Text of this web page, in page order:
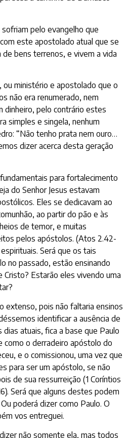
pelo evangelho que
este apostolado atual que se
bens terrenos, e vivem a vida
ou ministério e apostolado que o
não era renumerado, nem
dinheiro, pelo contrário estes
simples e singela, nenhum
“Não tenho prata nem ouro…
dizer acerca desta geração
para fortalecimento
do Senhor Jesus estavam
Eles se dedicavam ao
ao partir do pão e às
de temor, e muitas
pelos apóstolos. (Atos 2.42-
Será que os tais
no passado, estão ensinando
Estarão eles vivendo uma
extenso, pois não faltaria ensinos
identificar a ausência de
atuais, fica a base que Paulo
como o derradeiro apóstolo do
e o comissionou, uma vez que
para ser um apóstolo, se não
de sua ressurreição (1 Coríntios
Será que alguns destes podem
poderá dizer como Paulo. O
vos entreguei.
não somente ela, mas todos